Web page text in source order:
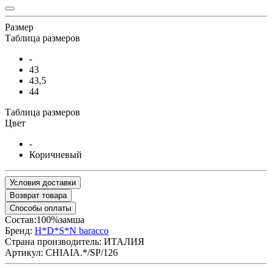
Размер
Таблица размеров
-
43
43,5
44
Таблица размеров
Цвет
-
Коричневый
Условия доставки
Возврат товара
Способы оплаты
Состав:100%замша
Бренд: H*D*S*N baracco
Страна производитель: ИТАЛИЯ
Артикул: CHIAIA.*/SP/126